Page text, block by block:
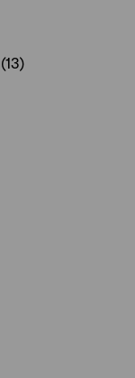
(13)